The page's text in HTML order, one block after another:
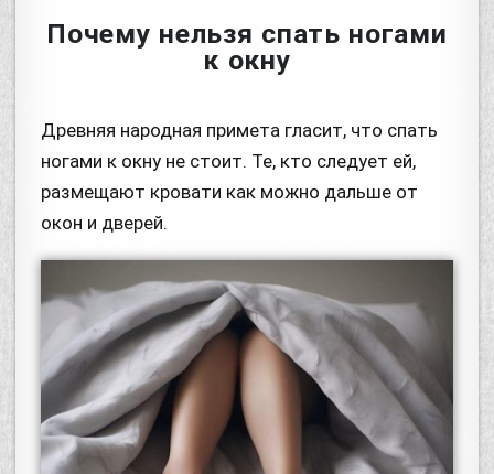
Почему нельзя спать ногами
к окну
Древняя народная примета гласит, что спать
ногами к окну не стоит. Те, кто следует ей,
размещают кровати как можно дальше от
окон и дверей.